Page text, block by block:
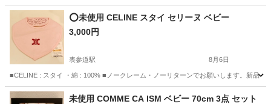
東京 墨田区 菊川駅 ロンパース
⭕️未使用 CELINE スタイ セリーヌ ベビー
3,000円
表参道駅 8月6日
■CELINE : スタイ ・綿 : 100% ■ノークレーム・ノーリターンでお願いします。新品
東京 渋谷区 表参道駅 ウィルキンソン
未使用 COMME CA ISM ベビー 70cm 3点 セット